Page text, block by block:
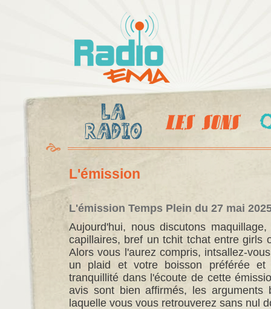
L'émission
L'émission Temps Plein du 27 mai
Aujourd'hui, nous discutons
capillaires, bref un tchit tchat entre girls
Alors vous l'aurez compris, intsallez-
un plaid et votre boisson préférée et
tranquillité dans l'écoute de cette
avis sont bien affirmés, les arguments
laquelle vous vous retrouverez sans nul